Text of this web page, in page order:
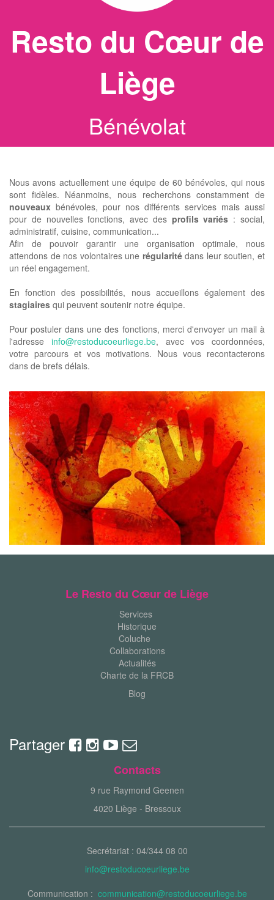
Resto du Cœur de
Liège
Bénévolat
Nous avons actuellement une équipe de 60 bénévoles, qui nous
sont fidèles. Néanmoins, nous recherchons constamment de
nouveaux bénévoles, pour nos différents services mais aussi
pour de nouvelles fonctions, avec des profils variés : social,
administratif, cuisine, communication...
Afin de pouvoir garantir une organisation optimale, nous
attendons de nos volontaires une régularitédans leur soutien, et
un réel engagement.
En fonction des possibilités, nous accueillons également des
stagiaires qui peuvent soutenir notre équipe.
Pour postuler dans une des fonctions, merci d'envoyer un mail à
l'adresse info@restoducoeurliege.be, avec vos coordonnées,
votre parcours et vos motivations. Nous vous recontacterons
dans de brefs délais.
Le Resto du Cœur de Liège
Services
Historique
Coluche
Collaborations
Actualités
Charte de la FRCB
Blog
Partager
Contacts
9 rue Raymond Geenen
4020 Liège - Bressoux
Secrétariat : 04/344 08 00
info@restoducoeurliege.be
Communication : communication@restoducoeurliege.be